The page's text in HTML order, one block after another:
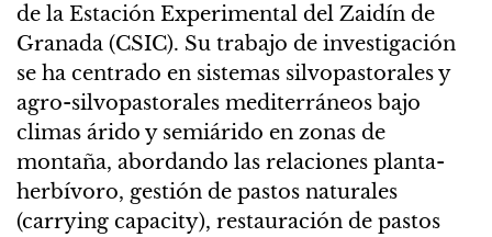
de la Estación Experimental del Zaidín de
Granada (CSIC). Su trabajo de investigación
se ha centrado en sistemas silvopastorales y
agro-silvopastorales mediterráneos bajo
climas árido y semiárido en zonas de
montaña, abordando las relaciones planta-
herbívoro, gestión de pastos naturales
(carrying capacity), restauración de pastos